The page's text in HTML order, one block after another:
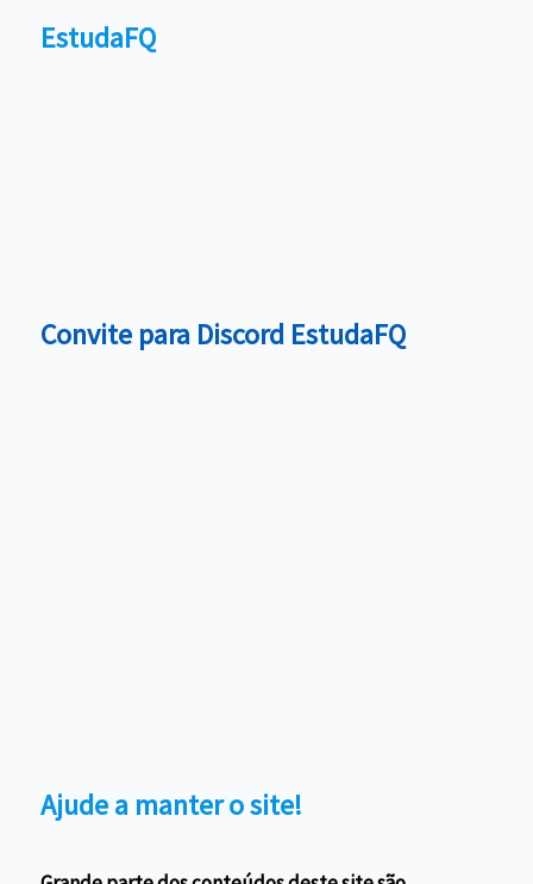
EstudaFQ
Convite para Discord EstudaFQ
Ajude a manter o site!